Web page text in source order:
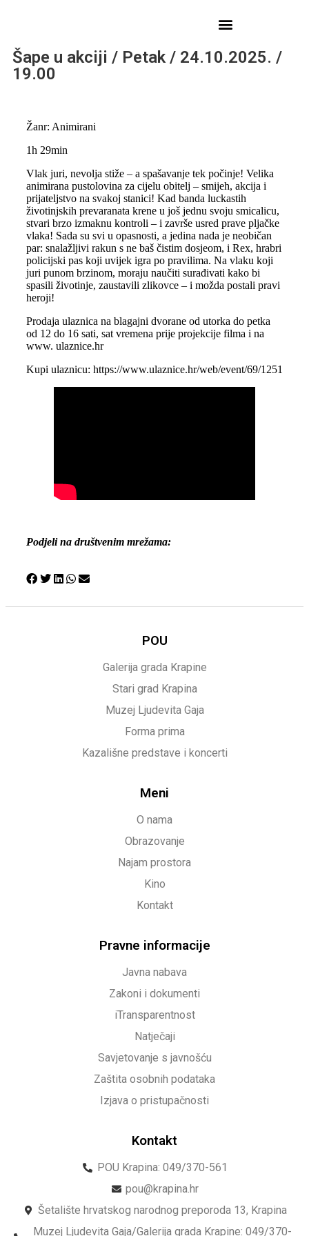
Šape u akciji / Petak / 24.10.2025. /
19.00
Žanr: Animirani
1h 29min
Vlak juri, nevolja stiže – a spašavanje tek počinje! Velika
animirana pustolovina za cijelu obitelj – smijeh, akcija i
prijateljstvo na svakoj stanici! Kad banda luckastih
životinjskih prevaranata krene u još jednu svoju smicalicu,
stvari brzo izmaknu kontroli – i završe usred prave pljačke
vlaka! Sada su svi u opasnosti, a jedina nada je neobičan
par: snalažljivi rakun s ne baš čistim dosjeom, i Rex, hrabri
policijski pas koji uvijek igra po pravilima. Na vlaku koji
juri punom brzinom, moraju naučiti surađivati kako bi
spasili životinje, zaustavili zlikovce – i možda postali pravi
heroji!
Prodaja ulaznica na blagajni dvorane od utorka do petka
od 12 do 16 sati, sat vremena prije projekcije filma i na
www. ulaznice.hr
Kupi ulaznicu: https://www.ulaznice.hr/web/event/69/1251
Podjeli na društvenim mrežama:
POU
Galerija grada Krapine
Stari grad Krapina
Muzej Ljudevita Gaja
Forma prima
Kazališne predstave i koncerti
Meni
O nama
Obrazovanje
Najam prostora
Kino
Kontakt
Pravne informacije
Javna nabava
Zakoni i dokumenti
iTransparentnost
Natječaji
Savjetovanje s javnošću
Zaštita osobnih podataka
Izjava o pristupačnosti
Kontakt
POU Krapina: 049/370-561
pou@krapina.hr
Šetalište hrvatskog narodnog preporoda 13, Krapina
Muzej Ljudevita Gaja/Galerija grada Krapine: 049/370-